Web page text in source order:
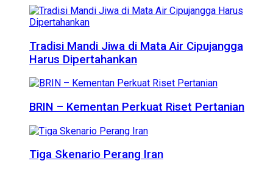
Tradisi Mandi Jiwa di Mata Air Cipujangga
Harus Dipertahankan
BRIN – Kementan Perkuat Riset Pertanian
Tiga Skenario Perang Iran